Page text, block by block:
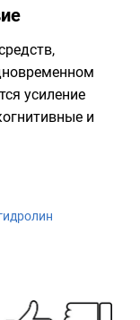
усиление
и